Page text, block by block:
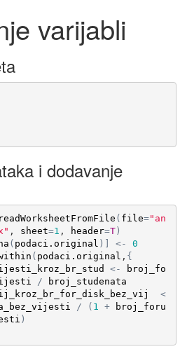
varijabli
i dodavanje
readWorksheetFromFile ( file="an
, sheet=1 , header=T)
( podaci.original ) ] <-
0
( podaci.original , {
<-
broj_fo
/
broj_studenata
<
/ ( 1 +
broj_foru
)